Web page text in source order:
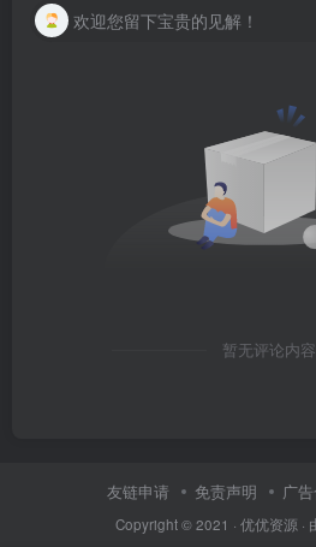
欢迎您留下宝贵的见解！
暂无评论内容
友链申请 免责声明 广
Copyright © 2021 · 优优资源 ·